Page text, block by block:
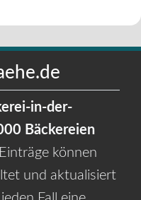
in-der-
Bäckereien
können
und aktualisiert